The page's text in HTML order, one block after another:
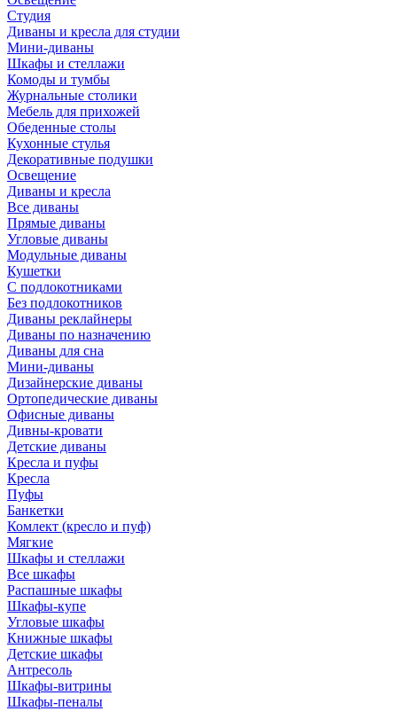
Студия
Диваны и кресла для студии
Мини-диваны
Шкафы и стеллажи
Комоды и тумбы
Журнальные столики
Мебель для прихожей
Обеденные столы
Кухонные стулья
Декоративные подушки
Освещение
Диваны и кресла
Все диваны
Прямые диваны
Угловые диваны
Модульные диваны
Кушетки
С подлокотниками
Без подлокотников
Диваны реклайнеры
Диваны по назначению
Диваны для сна
Мини-диваны
Дизайнерские диваны
Ортопедические диваны
Офисные диваны
Дивны-кровати
Детские диваны
Кресла и пуфы
Кресла
Пуфы
Банкетки
Комлект (кресло и пуф)
Мягкие
Шкафы и стеллажи
Все шкафы
Распашные шкафы
Шкафы-купе
Угловые шкафы
Книжные шкафы
Детские шкафы
Антресоль
Шкафы-витрины
Шкафы-пеналы